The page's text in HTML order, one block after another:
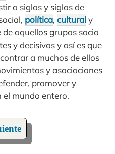
a siglos y siglos de
política, culturaly
aquellos grupos socio
y decisivos y así es que
a muchos de ellos
y asociaciones
promover y
el mundo entero.